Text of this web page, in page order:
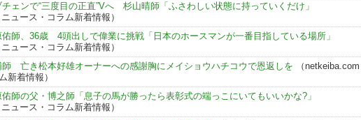
チェンで“三度目の正直”Vへ 杉山晴師「ふさわしい状態に持っていくだけ」
ュース・コラム新着情報）
佑師、36歳 4頭出しで偉業に挑戦「日本のホースマンが一番目指している場所」
ュース・コラム新着情報）
師 亡き松本好雄オーナーへの感謝胸にメイショウハチコウで恩返しを （netkeiba.com
新着情報）
佑師の父・博之師「息子の馬が勝ったら表彰式の端っこにいてもいいかな?」
ュース・コラム新着情報）